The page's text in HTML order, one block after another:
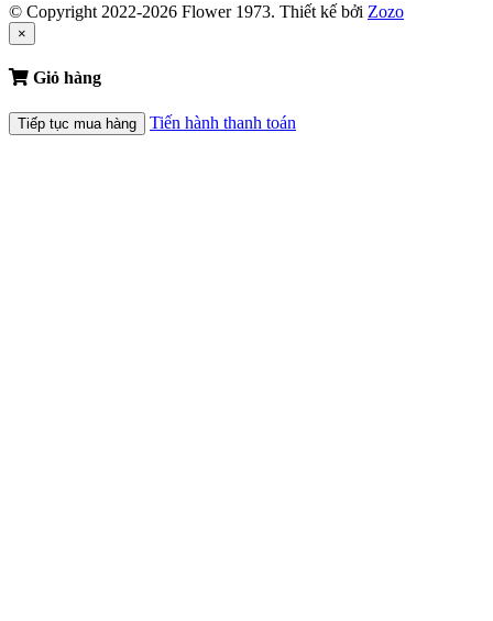
© Copyright 2022-2026 Flower 1973. Thiết kế bởi Zozo
×
Giỏ hàng
Tiếp tục mua hàng Tiến hành thanh toán